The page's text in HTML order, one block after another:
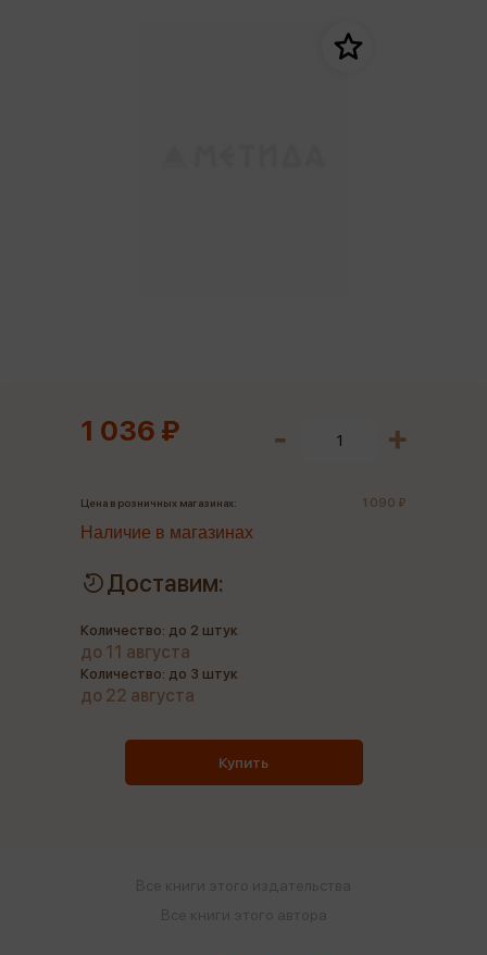
1 036 ₽
Цена в розничных магазинах: 1 090 ₽
Наличие в магазинах
Доставим:
Количество: до 2 штук
до 11 августа
Количество: до 3 штук
до 22 августа
Купить